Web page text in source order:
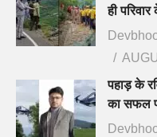
ही
पहाड़ के
का सफल